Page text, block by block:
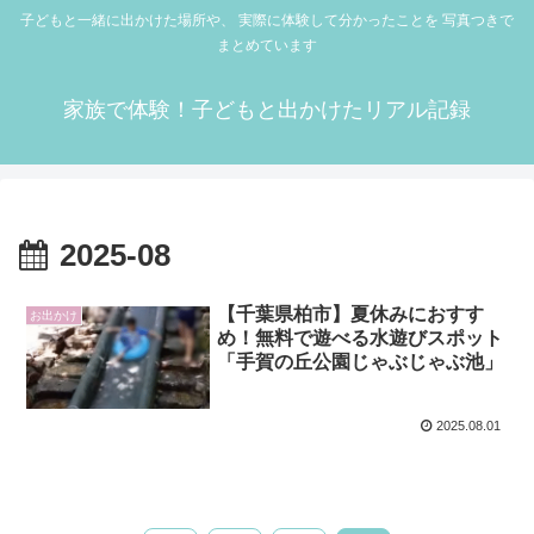
子どもと一緒に出かけた場所や、 実際に体験して分かったことを 写真つきで
まとめています
家族で体験！子どもと出かけたリアル記録
2025-08
お出かけ
【千葉県柏市】夏休みにおすす
め！無料で遊べる水遊びスポット
「手賀の丘公園じゃぶじゃぶ池」
2025.08.01